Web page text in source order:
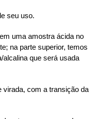
seu uso.
uma amostra ácida no
na parte superior, temos
que será usada
virada, com a transição da